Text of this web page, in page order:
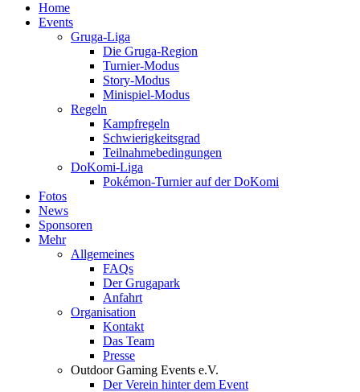
Home
Events
Gruga-Liga
Die Gruga-Region
Turnier-Modus
Story-Modus
Minispiel-Modus
Regeln
Kampfregeln
Schwierigkeitsgrad
Teilnahmebedingungen
DoKomi-Liga
Pokémon-Turnier auf der DoKomi
Fotos
News
Sponsoren
Mehr
Allgemeines
FAQs
Der Grugapark
Anfahrt
Organisation
Kontakt
Das Team
Presse
Outdoor Gaming Events e.V.
Der Verein hinter dem Event